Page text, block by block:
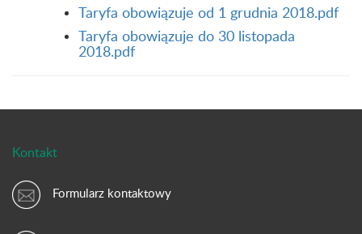
Taryfa obowiązuje od 1 grudnia 2018.pdf
Taryfa obowiązuje do 30 listopada
2018.pdf
Kontakt
Formularz kontaktowy